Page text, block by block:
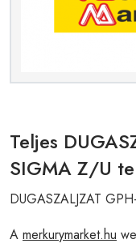
Teljes
SIGMA Z/U
DUGASZALJZAT
A merkurymarket.hu